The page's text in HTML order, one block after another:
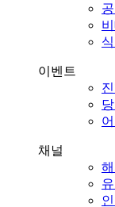
이벤트
채널